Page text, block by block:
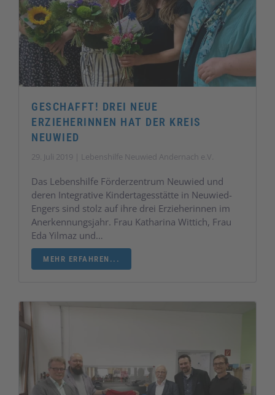
GESCHAFFT! DREI NEUE
ERZIEHERINNEN HAT DER KREIS
NEUWIED
29. Juli 2019 | Lebenshilfe Neuwied Andernach e.V.
Das Lebenshilfe Förderzentrum Neuwied und
deren Integrative Kindertagesstätte in Neuwied-
Engers sind stolz auf ihre drei Erzieherinnen im
Anerkennungsjahr. Frau Katharina Wittich, Frau
Eda Yilmaz und…
MEHR ERFAHREN...